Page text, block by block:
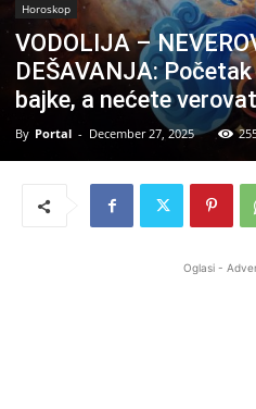
Horoskop
VODOLIJA –
DEŠAVANJA:
bajke, a nećete
By Portal - December 27, 2025
Oglasi -